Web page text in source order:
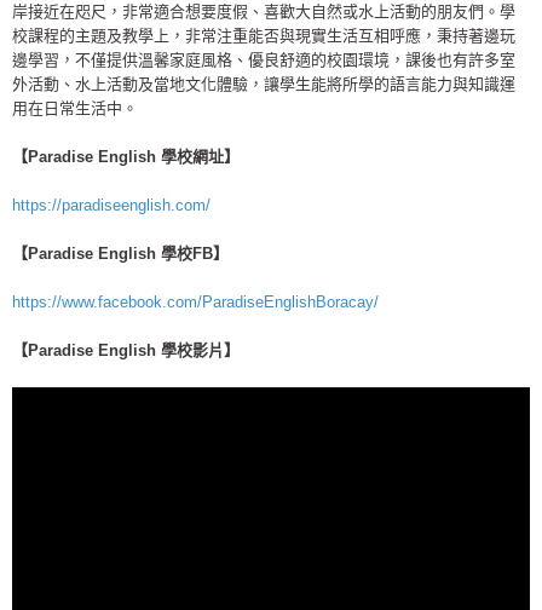
岸接近在咫尺，非常適合想要度假、喜歡大自然或水上活動的朋友們。學
校課程的主題及教學上，非常注重能否與現實生活互相呼應，秉持著邊玩
邊學習，不僅提供溫馨家庭風格、優良舒適的校園環境，課後也有許多室
外活動、水上活動及當地文化體驗，讓學生能將所學的語言能力與知識運
用在日常生活中。
【Paradise English 學校網址】
https://paradiseenglish.com/
【Paradise English 學校FB】
https://www.facebook.com/ParadiseEnglishBoracay/
【Paradise English 學校影片】